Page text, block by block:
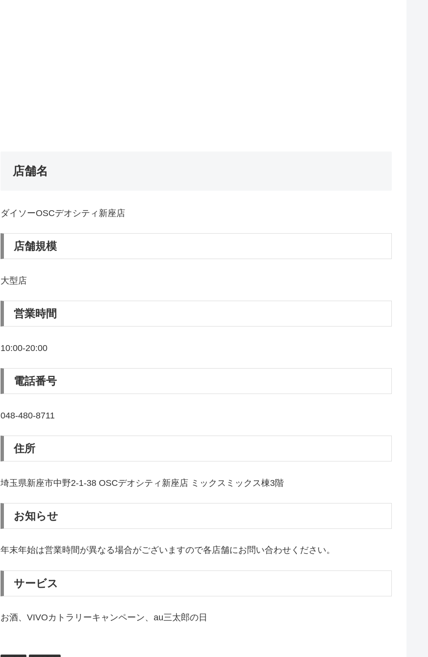
店舗名
ダイソーOSCデオシティ新座店
店舗規模
大型店
営業時間
10:00-20:00
電話番号
048-480-8711
住所
埼玉県新座市中野2-1-38 OSCデオシティ新座店 ミックスミックス棟3階
お知らせ
年末年始は営業時間が異なる場合がございますので各店舗にお問い合わせください。
サービス
お酒、VIVOカトラリーキャンペーン、au三太郎の日